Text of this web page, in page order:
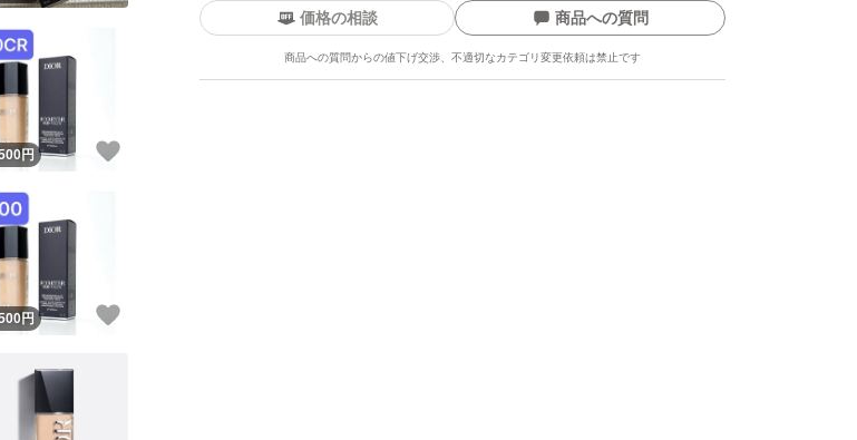
ユーザーの実績について
準を満たしたユーザーにバッジを付与しています
フリマの基準をクリアした安心・安全なユーザーです
のユーザーはYahoo!フリマの取引を完了させた実績があります
価格の相談 商品への質問
商品への質問からの値下げ交渉、不適切なカテゴリ変更依頼は禁止です
の商品の情報をコピーします
禁止されています
です
！
円
！
円